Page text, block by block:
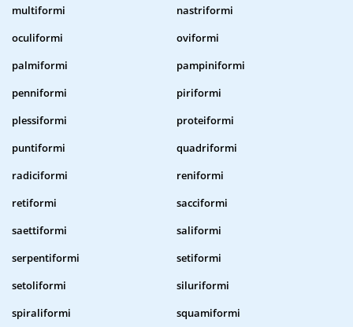
multiformi
nastriformi
oculiformi
oviformi
palmiformi
pampiniformi
penniformi
piriformi
plessiformi
proteiformi
puntiformi
quadriformi
radiciformi
reniformi
retiformi
sacciformi
saettiformi
saliformi
serpentiformi
setiformi
setoliformi
siluriformi
spiraliformi
squamiformi